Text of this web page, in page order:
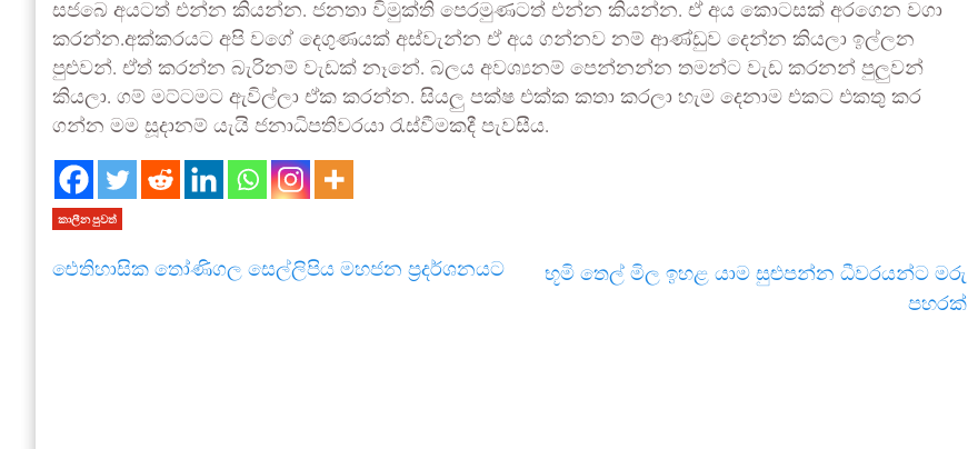
සජබෙ අයටත් එන්න කියන්න. ජනතා විමුක්ති පෙරමුණටත් එන්න කියන්න. ඒ අය කොටසක් අරගෙන වගා
කරන්න.අක්කරයට අපි වගේ දෙගුණයක් අස්වැන්න ඒ අය ගන්නව නම් ආණ්ඩුව දෙන්න කියලා ඉල්ලන
පුළුවන්. ඒත් කරන්න බැරිනම් වැඩක් නෑනේ. බලය අවශ්‍යනම් පෙන්නන්න තමන්ට වැඩ කරනන් පුලුවන්
කියලා. ගම් මට්ටමට ඇවිල්ලා ඒක කරන්න. සියලු පක්ෂ එක්ක කතා කරලා හැම දෙනාම එකට එකතු කර
ගන්න මම සූදානම් යැයි ජනාධිපතිවරයා රැස්වීමකදී පැවසීය.
කාලීන පුවත්
ඓතිහාසික තෝණිගල සෙල්ලිපිය මහජන ප්‍රදර්ශනයට
භූමි තෙල් මිල ඉහළ යාම සුළුපන්න ධීවරයන්ට මරු
පහරක්